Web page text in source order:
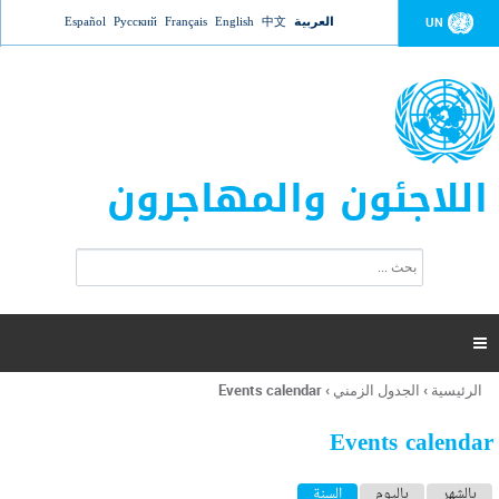
Jump to navigation UN العربية 中文
English
Français
Русский
Español
اللاجئون والمهاجرون
ت
ر
ل
ح
ب

أنت
هنا
الرئيسية › الجدول الزمني ›
Events calendar
Events calendar